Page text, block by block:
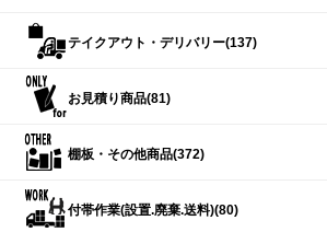
テイクアウト・デリバリー(137)
お見積り商品(81)
棚板・その他商品(372)
付帯作業(設置.廃棄.送料)(80)